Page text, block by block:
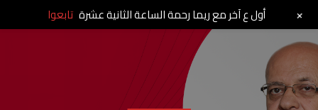
أول ع آخر مع ريما رحمة الساعة الثانية عشرة تابعوا +